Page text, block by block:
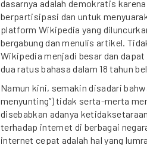
dasarnya adalah demokratis
berpartisipasi dan untuk
platform Wikipedia yang
bergabung dan menulis artikel.
Wikipedia menjadi besar dan
dua ratus bahasa dalam 18 tahun
Namun kini, semakin disadari
menyunting”) tidak serta-merta
disebabkan adanya
terhadap internet di berbagai
internet cepat adalah hal yang